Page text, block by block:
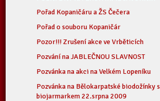
Pořad Kopaničáru a ŽS Čečera
Pořad o souboru Kopaničár
Pozor!!! Zrušení akce ve Vrběticích
Pozvání na JABLEČNOU SLAVNOST
Pozvánka na akci na Velkém Lopeníku
Pozvánka na Bělokarpatské biodožínky s
biojarmarkem 22.srpna 2009